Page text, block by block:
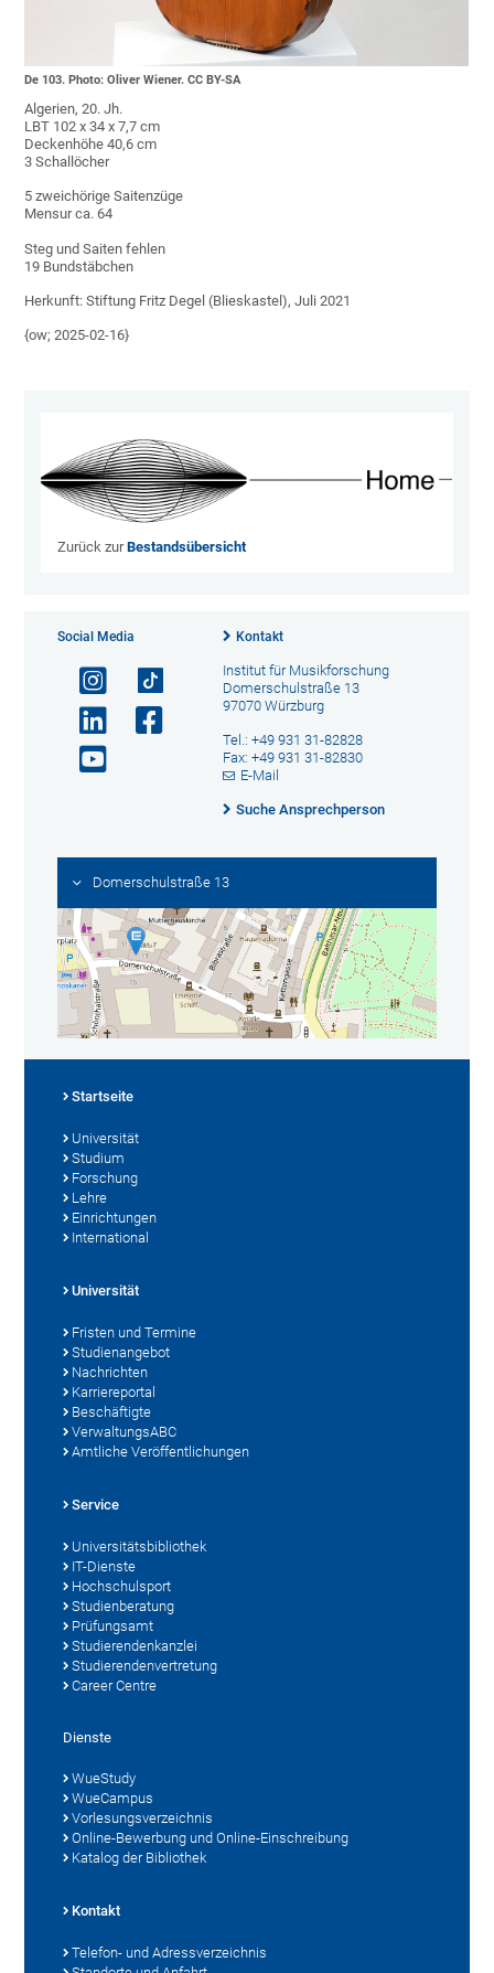
De 103. Photo: Oliver Wiener. CC BY-SA
Algerien, 20. Jh.
LBT 102 x 34 x 7,7 cm
Deckenhöhe 40,6 cm
3 Schallöcher
5 zweichörige Saitenzüge
Mensur ca. 64
Steg und Saiten fehlen
19 Bundstäbchen
Herkunft: Stiftung Fritz Degel (Blieskastel), Juli 2021
{ow; 2025-02-16}
Zurück zurBestandsübersicht
Social Media Kontakt
Institut für Musikforschung
Domerschulstraße 13
97070 Würzburg
Tel.: +49 931 31-82828
Fax: +49 931 31-82830
E-Mail
Suche Ansprechperson
Domerschulstraße 13
Startseite
Universität
Studium
Forschung
Lehre
Einrichtungen
International
Universität
Fristen und Termine
Studienangebot
Nachrichten
Karriereportal
Beschäftigte
VerwaltungsABC
Amtliche Veröffentlichungen
Service
Universitätsbibliothek
IT-Dienste
Hochschulsport
Studienberatung
Prüfungsamt
Studierendenkanzlei
Studierendenvertretung
Career Centre
Dienste
WueStudy
WueCampus
Vorlesungsverzeichnis
Online-Bewerbung und Online-Einschreibung
Katalog der Bibliothek
Kontakt
Telefon- und Adressverzeichnis